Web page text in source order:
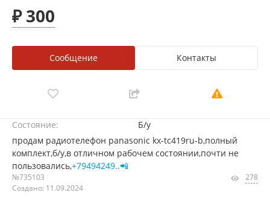
₽ 300
Сообщение Контакты
Состояние:
Б/у
продам радиотелефон panasonic kx-tc419ru-b,полный
комплект,б/у,в отличном рабочем состоянии,почти не
пользовались,+79494249..📲
№735103
Создано: 11.09.2024
278